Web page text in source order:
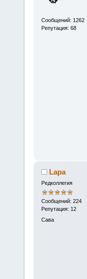
Сообщений: 1262
Репутация: 68
Lapa
Редколлегия
Сообщений: 224
Репутация: 12
Сава